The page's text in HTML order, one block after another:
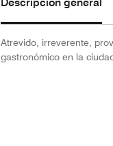
Atrevido, irreverente,
gastronómico en la